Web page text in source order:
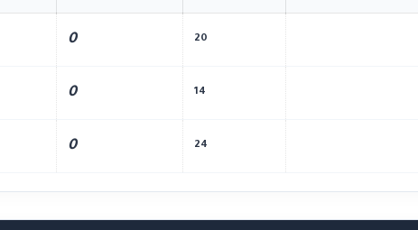
20
0
14
0
24
0